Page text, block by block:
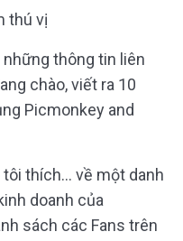
thú vị
những thông tin liên
chào, viết ra 10
Picmonkey and
tôi thích… về một danh
doanh của
sách các Fans trên